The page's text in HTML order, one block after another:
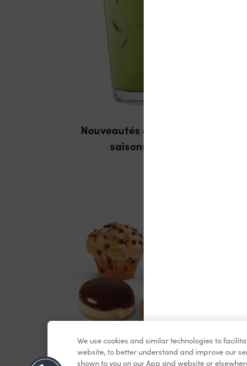
Nouveautés et produits
saisonniers
Pâtisseries
We use cookies and similar technologies to
website, to better understand and improve our
shown to you on our App and website or